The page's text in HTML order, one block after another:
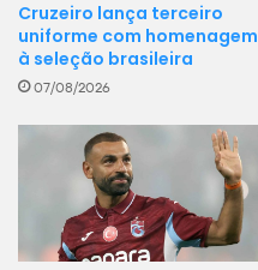
Cruzeiro lança terceiro
uniforme com homenagem
à seleção brasileira
07/08/2026